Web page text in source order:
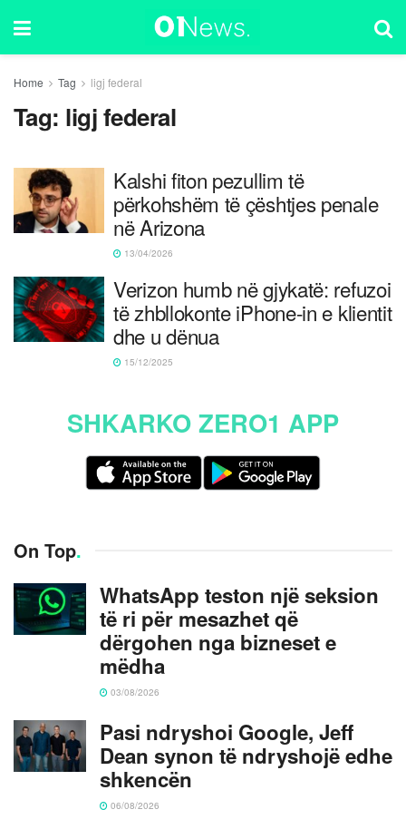
Home Tag ligj federal
Tag: ligj federal
Kalshi fiton pezullim të
përkohshëm të çështjes penale
në Arizona
13/04/2026
Verizon humb në gjykatë: refuzoi
të zhbllokonte iPhone-in e klientit
dhe u dënua
15/12/2025
SHKARKO ZERO1 APP
On Top.
WhatsApp teston një seksion
të ri për mesazhet që
dërgohen nga bizneset e
mëdha
03/08/2026
Pasi ndryshoi Google, Jeff
Dean synon të ndryshojë edhe
shkencën
06/08/2026